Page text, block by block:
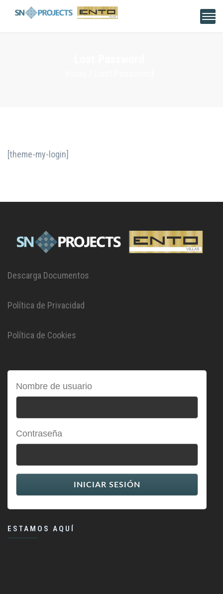
[theme-my-login]
Descarga Documentos
Política de Privacidad
Política de Cookies
Nombre de usuario
Contraseña
ESTAMOS AQUÍ